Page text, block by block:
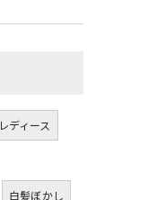
レディース
白髪ぼかし